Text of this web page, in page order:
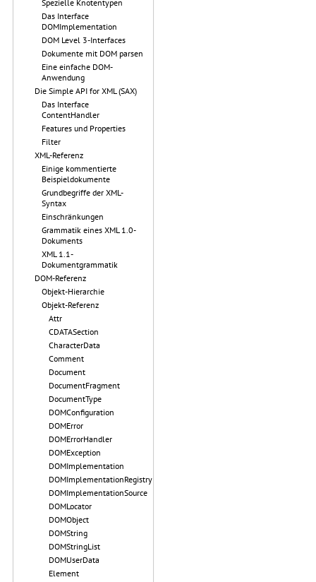
Spezielle Knotentypen
Das Interface
DOMImplementation
DOM Level 3-Interfaces
Dokumente mit DOM parsen
Eine einfache DOM-
Anwendung
Die Simple API for XML (SAX)
Das Interface
ContentHandler
Features und Properties
Filter
XML-Referenz
Einige kommentierte
Beispieldokumente
Grundbegriffe der XML-
Syntax
Einschränkungen
Grammatik eines XML 1.0-
Dokuments
XML 1.1-
Dokumentgrammatik
DOM-Referenz
Objekt-Hierarchie
Objekt-Referenz
Attr
CDATASection
CharacterData
Comment
Document
DocumentFragment
DocumentType
DOMConfiguration
DOMError
DOMErrorHandler
DOMException
DOMImplementation
DOMImplementationRegistry
DOMImplementationSource
DOMLocator
DOMObject
DOMString
DOMStringList
DOMUserData
Element